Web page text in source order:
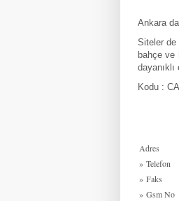
Ankara
Siteler de
bahçe ve
Kodu :
Adres
» Telefon
» Faks
» Gsm No